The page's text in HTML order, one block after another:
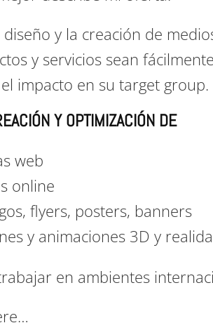
y la creación de
y servicios sean
impacto en su target group.
Y OPTIMIZACIÓN DE
web
online
flyers, posters, banners
y animaciones 3D y
en ambientes